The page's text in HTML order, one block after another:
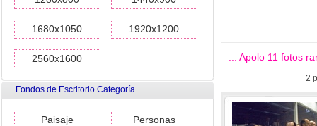
1680x1050 1920x1200
2560x1600
Fondos de Escritorio Categoría
Paisaje Personas
::: Apolo 11 fotos
2